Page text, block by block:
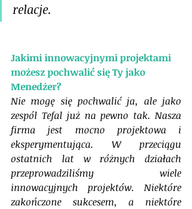
relacje.
Jakimi innowacyjnymi projektami
możesz pochwalić się Ty jako
Menedżer?
Nie mogę się pochwalić ja, ale jako
zespól Tefal już na pewno tak. Nasza
firma jest mocno projektowa i
eksperymentująca. W przeciągu
ostatnich lat w różnych działach
przeprowadziliśmy wiele
innowacyjnych projektów. Niektóre
zakończone sukcesem, a niektóre